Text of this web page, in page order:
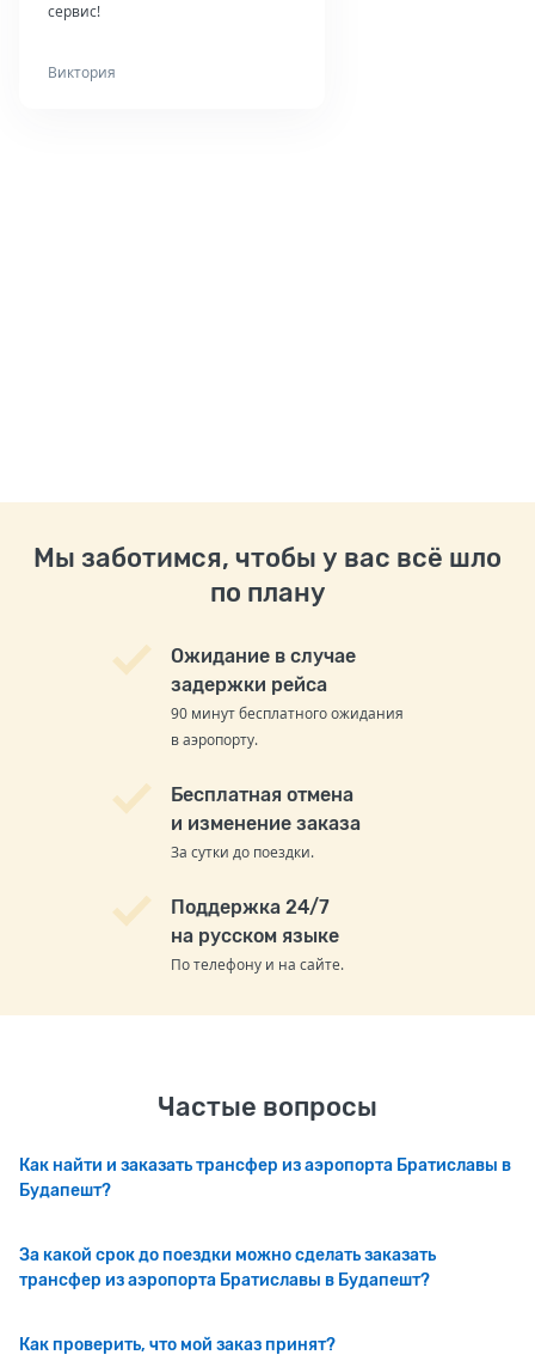
сервис!
Виктория
Мы заботимся, чтобы у вас всё шло
по плану
Ожидание в случае
задержки рейса
90 минут бесплатного ожидания
в аэропорту.
Бесплатная отмена
и изменение заказа
За сутки до поездки.
Поддержка 24/7
на русском языке
По телефону и на сайте.
Частые вопросы
Как найти и заказать трансфер из аэропорта Братиславы в
Будапешт?
За какой срок до поездки можно сделать заказать
трансфер из аэропорта Братиславы в Будапешт?
Как проверить, что мой заказ принят?